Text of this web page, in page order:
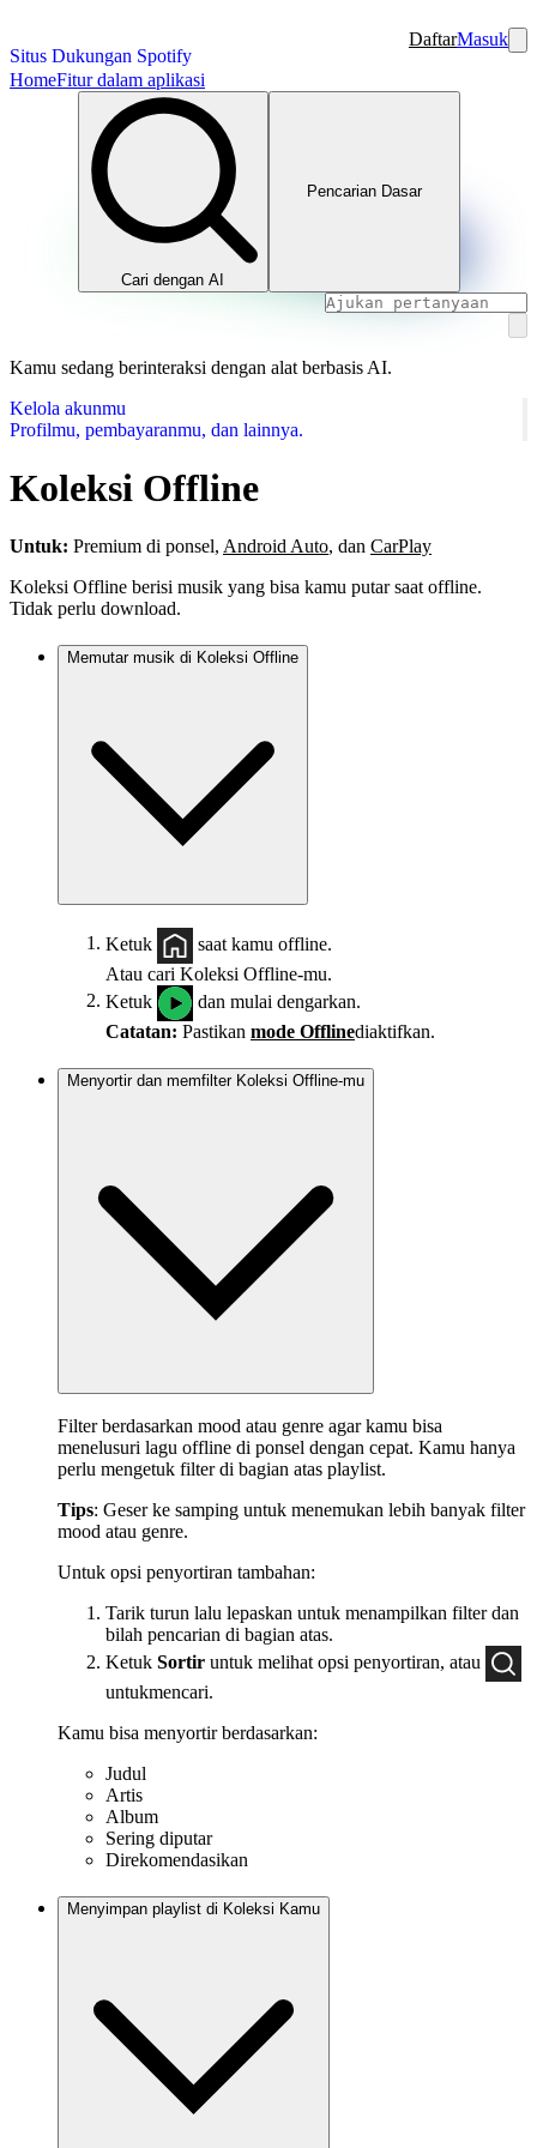
Situs Dukungan Spotify
DaftarMasuk
HomeFitur dalam aplikasi
Cari dengan AI
Pencarian Dasar
Kamu sedang berinteraksi dengan alat berbasis AI.
Kelola akunmu
Profilmu, pembayaranmu, dan lainnya.
Koleksi Offline
Untuk: Premium di ponsel, Android Auto, dan CarPlay
Koleksi Offline berisi musik yang bisa kamu putar saat offline.
Tidak perlu download.
Memutar musik di Koleksi Offline
Ketuk
saat kamu offline.
Atau cari Koleksi Offline-mu.
Ketuk
dan mulai dengarkan.
Catatan: Pastikan mode Offlinediaktifkan.
Menyortir dan memfilter Koleksi Offline-mu
Filter berdasarkan mood atau genre agar kamu bisa
menelusuri lagu offline di ponsel dengan cepat. Kamu hanya
perlu mengetuk filter di bagian atas playlist.
Tips: Geser ke samping untuk menemukan lebih banyak filter
mood atau genre.
Untuk opsi penyortiran tambahan:
Tarik turun lalu lepaskan untuk menampilkan filter dan
bilah pencarian di bagian atas.
Ketuk Sortir untuk melihat opsi penyortiran, atau
untukmencari.
Kamu bisa menyortir berdasarkan:
Judul
Artis
Album
Sering diputar
Direkomendasikan
Menyimpan playlist di Koleksi Kamu